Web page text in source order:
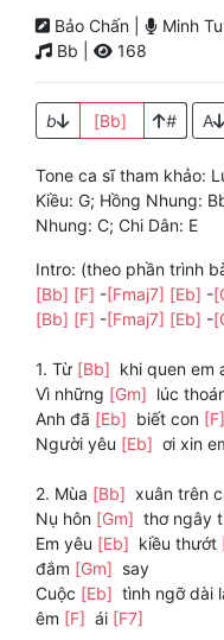
Bảo Chấn | Minh
Bb |
168
b [Bb] # A
Tone ca sĩ tham khảo:
Kiều: G; Hồng Nhung:
Nhung: C; Chi Dân: E
Intro: (theo phần trình
[Bb] [F] -[Fmaj7] [Eb] -
[Bb] [F] -[Fmaj7] [Eb] -
1. Từ [Bb] khi quen em
Vì những [Gm] lúc
Anh đã [Eb] biết con [F]
Người yêu [Eb] ơi xin
2. Mùa [Bb] xuân trên
Nụ hôn [Gm] thơ ngây
Em yêu [Eb] kiều thướt
đắm [Gm] say
Cuộc [Eb] tình ngỡ dài
êm [F] ái [F7]